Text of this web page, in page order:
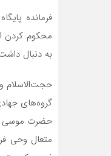
فرمانده
به دنبال
حجت‌الاسلام
گروه‌های
حضرت موسی
متعال وحی